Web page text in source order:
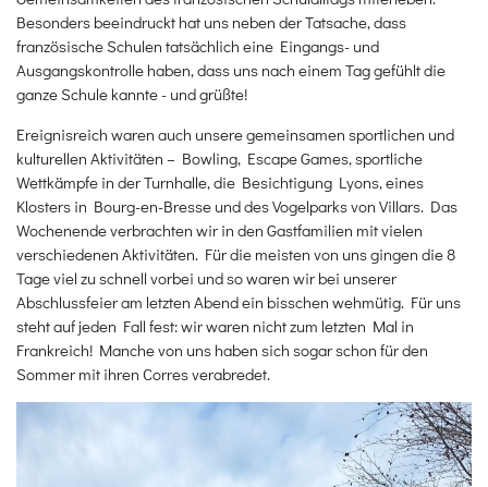
Besonders beeindruckt hat uns neben der Tatsache, dass
französische Schulen tatsächlich eine Eingangs- und
Ausgangskontrolle haben, dass uns nach einem Tag gefühlt die
ganze Schule kannte - und grüßte!
Ereignisreich waren auch unsere gemeinsamen sportlichen und
kulturellen Aktivitäten – Bowling, Escape Games, sportliche
Wettkämpfe in der Turnhalle, die Besichtigung Lyons, eines
Klosters in Bourg-en-Bresse und des Vogelparks von Villars. Das
Wochenende verbrachten wir in den Gastfamilien mit vielen
verschiedenen Aktivitäten. Für die meisten von uns gingen die 8
Tage viel zu schnell vorbei und so waren wir bei unserer
Abschlussfeier am letzten Abend ein bisschen wehmütig. Für uns
steht auf jeden Fall fest: wir waren nicht zum letzten Mal in
Frankreich! Manche von uns haben sich sogar schon für den
Sommer mit ihren Corres verabredet.